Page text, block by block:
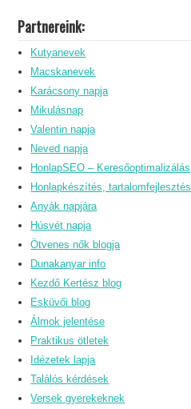
Partnereink:
Kutyanevek
Macskanevek
Karácsony napja
Mikulásnap
Valentin napja
Neved napja
HonlapSEO – Keresőoptimalizálás
Honlapkészítés, tartalomfejlesztés
Anyák napjára
Húsvét napja
Ötvenes nők blogja
Dunakanyar info
Kezdő Kertész blog
Esküvői blog
Álmok jelentése
Praktikus ötletek
Idézetek lapja
Találós kérdések
Versek gyerekeknek